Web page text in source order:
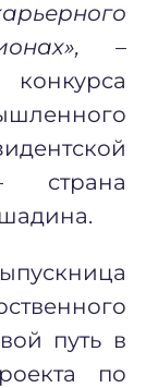
–
конкурса
страна
.
путь в
по